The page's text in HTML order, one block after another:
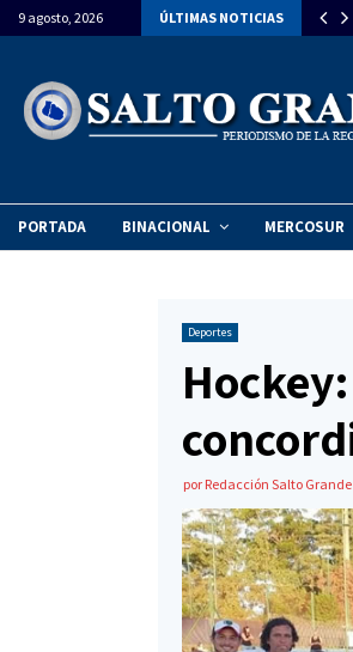
9 agosto, 2026 ÚLTIMAS NOTICIAS
la llegada del Papa León XIV a…
PORTADA BINACIONAL MERCOSUR
Deportes
por Redacción Salto Grande